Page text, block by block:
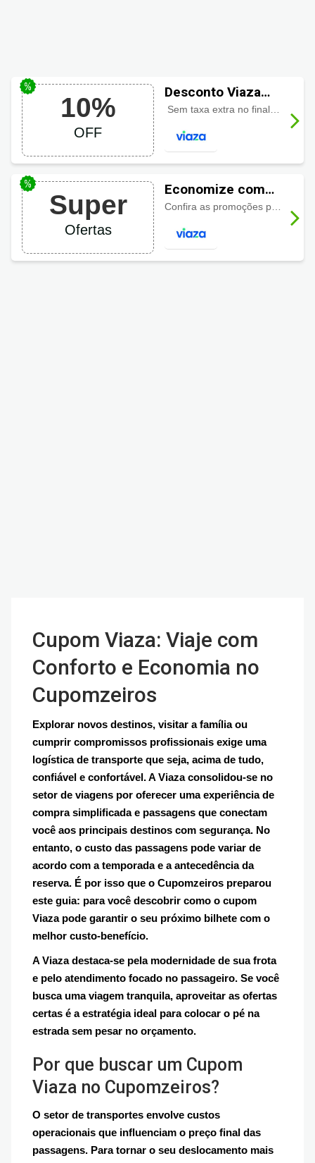
10%
OFF
Desconto Viaza
com 10% a vista
Super
Ofertas
Economize com
dos descontos
Cupom Viaza: Viaje com
Conforto e Economia no
Cupomzeiros
Explorar novos destinos, visitar a família ou
cumprir compromissos profissionais exige uma
logística de transporte que seja, acima de tudo,
confiável e confortável. A Viaza consolidou-se no
setor de viagens por oferecer uma experiência de
compra simplificada e passagens que conectam
você aos principais destinos com segurança. No
entanto, o custo das passagens pode variar de
acordo com a temporada e a antecedência da
reserva. É por isso que o Cupomzeiros preparou
este guia: para você descobrir como o cupom
Viaza pode garantir o seu próximo bilhete com o
melhor custo-benefício.
A Viaza destaca-se pela modernidade de sua frota
e pelo atendimento focado no passageiro. Se você
busca uma viagem tranquila, aproveitar as ofertas
certas é a estratégia ideal para colocar o pé na
estrada sem pesar no orçamento.
Por que buscar um Cupom
Viaza no Cupomzeiros?
O setor de transportes envolve custos
operacionais que influenciam o preço final das
passagens. Para tornar o seu deslocamento mais